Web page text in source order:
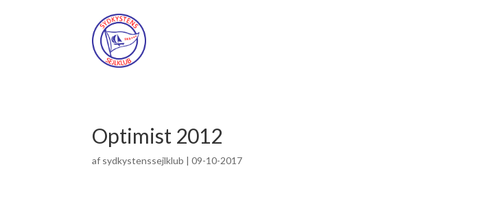
Optimist 2012
af sydkystenssejlklub |09-10-2017